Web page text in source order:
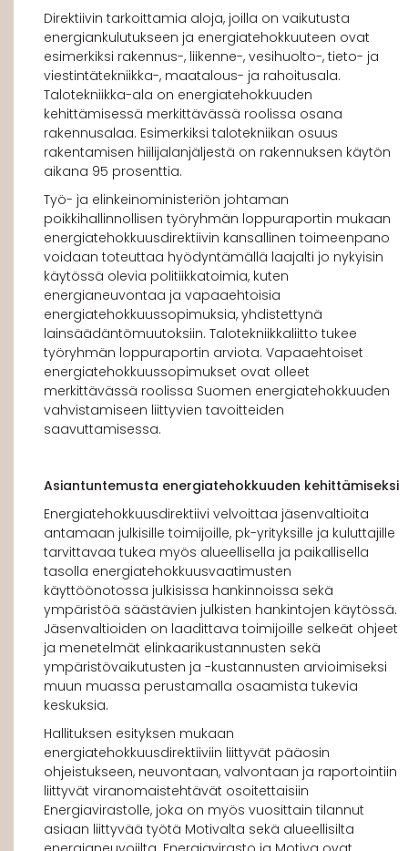
Direktiivin tarkoittamia aloja, joilla on vaikutusta
energiankulutukseen ja energiatehokkuuteen ovat
esimerkiksi rakennus-, liikenne-, vesihuolto-, tieto- ja
viestintätekniikka-, maatalous- ja rahoitusala.
Talotekniikka-ala on energiatehokkuuden
kehittämisessä merkittävässä roolissa osana
rakennusalaa. Esimerkiksi talotekniikan osuus
rakentamisen hiilijalanjäljestä on rakennuksen käytön
aikana 95 prosenttia.
Työ- ja elinkeinoministeriön johtaman
poikkihallinnollisen työryhmän loppuraportin mukaan
energiatehokkuusdirektiivin kansallinen toimeenpano
voidaan toteuttaa hyödyntämällä laajalti jo nykyisin
käytössä olevia politiikkatoimia, kuten
energianeuvontaa ja vapaaehtoisia
energiatehokkuussopimuksia, yhdistettynä
lainsäädäntömuutoksiin. Talotekniikkaliitto tukee
työryhmän loppuraportin arviota. Vapaaehtoiset
energiatehokkuussopimukset ovat olleet
merkittävässä roolissa Suomen energiatehokkuuden
vahvistamiseen liittyvien tavoitteiden
saavuttamisessa.
Asiantuntemusta energiatehokkuuden kehittämiseksi
Energiatehokkuusdirektiivi velvoittaa jäsenvaltioita
antamaan julkisille toimijoille, pk-yrityksille ja kuluttajille
tarvittavaa tukea myös alueellisella ja paikallisella
tasolla energiatehokkuusvaatimusten
käyttöönotossa julkisissa hankinnoissa sekä
ympäristöä säästävien julkisten hankintojen käytössä.
Jäsenvaltioiden on laadittava toimijoille selkeät ohjeet
ja menetelmät elinkaarikustannusten sekä
ympäristövaikutusten ja -kustannusten arvioimiseksi
muun muassa perustamalla osaamista tukevia
keskuksia.
Hallituksen esityksen mukaan
energiatehokkuusdirektiiviin liittyvät pääosin
ohjeistukseen, neuvontaan, valvontaan ja raportointiin
liittyvät viranomaistehtävät osoitettaisiin
Energiavirastolle, joka on myös vuosittain tilannut
asiaan liittyvää työtä Motivalta sekä alueellisilta